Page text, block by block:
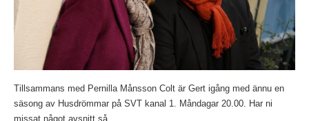
Tillsammans med Pernilla Månsson Colt är Gert igång med ännu en
säsong av Husdrömmar på SVT kanal 1. Måndagar 20.00. Har ni
missat något avsnitt så...